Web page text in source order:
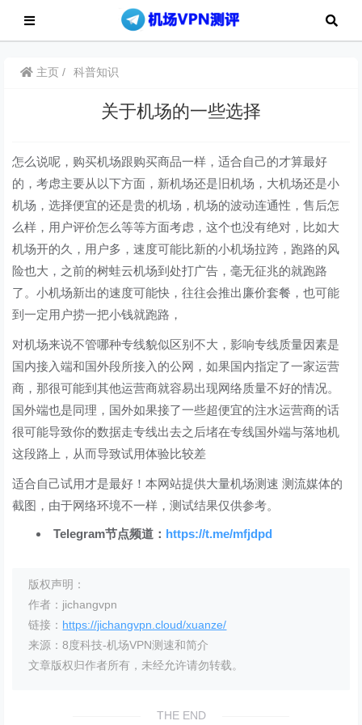
主页 科普知识
关于机场的一些选择
怎么说呢，购买机场跟购买商品一样，适合自己的才算最好
的，考虑主要从以下方面，新机场还是旧机场，大机场还是小
机场，选择便宜的还是贵的机场，机场的波动连通性，售后怎
么样，用户评价怎么等等方面考虑，这个也没有绝对，比如大
机场开的久，用户多，速度可能比新的小机场拉跨，跑路的风
险也大，之前的树蛙云机场到处打广告，毫无征兆的就跑路
了。小机场新出的速度可能快，往往会推出廉价套餐，也可能
到一定用户捞一把小钱就跑路，
对机场来说不管哪种专线貌似区别不大，影响专线质量因素是
国内接入端和国外段所接入的公网，如果国内指定了一家运营
商，那很可能到其他运营商就容易出现网络质量不好的情况。
国外端也是同理，国外如果接了一些超便宜的注水运营商的话
很可能导致你的数据走专线出去之后堵在专线国外端与落地机
这段路上，从而导致试用体验比较差
适合自己试用才是最好！本网站提供大量机场测速 测流媒体的
截图，由于网络环境不一样，测试结果仅供参考。
Telegram节点频道： https://t.me/mfjdpd
版权声明：
作者：jichangvpn
链接： https://jichangvpn.cloud/xuanze/
来源：8度科技-机场VPN测速和简介
文章版权归作者所有，未经允许请勿转载。
THE END